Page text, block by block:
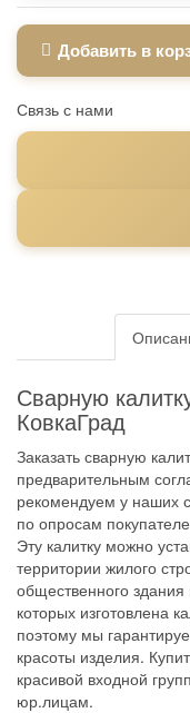
Добавить в
Связь с нами
Сварную
КовкаГрад
Заказать сварную
предварительным
рекомендуем у наших
по опросам
Эту калитку можно
территории жилого
общественного
которых изготовлена
поэтому мы
красоты изделия.
красивой входной
юр.лицам.